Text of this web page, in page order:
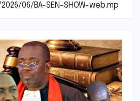
06/BA-SEN-SHOW-web.mp